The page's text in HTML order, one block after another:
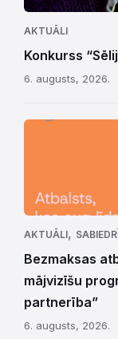
AKTUĀLI
Konkurss
6. augusts, 2026.
AKTUĀLI,
Bezmaksas
mājvizīšu
partnerība”
6. augusts, 2026.